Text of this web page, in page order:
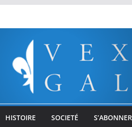
HISTOIRE SOCIETÉ